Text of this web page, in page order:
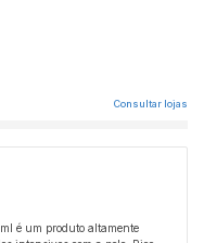
Consultar lojas
é um produto altamente